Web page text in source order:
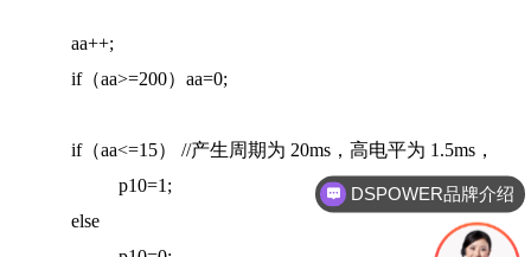
aa++;
if（aa>=200）aa=0;
if（aa<=15） //产生周期为 20ms，高电平为 1.5ms，
p10=1;
else
DSPOWER品牌介绍